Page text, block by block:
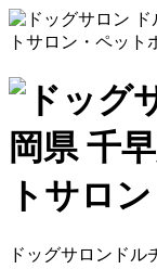
ド
ッ
グ
サ
ドッグサロンドル